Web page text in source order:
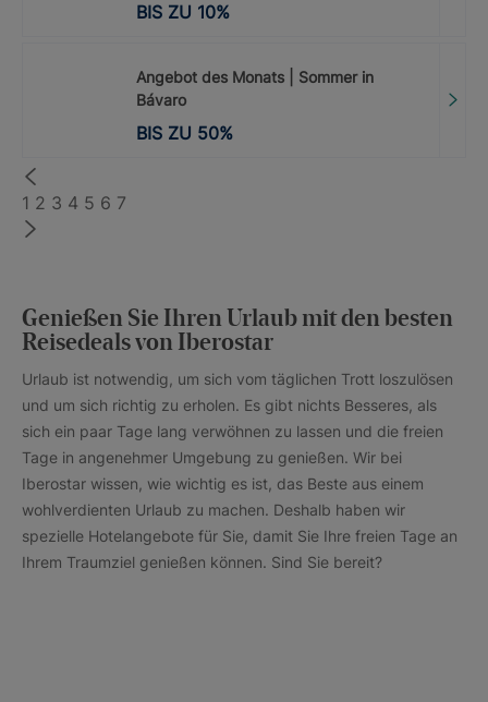
BIS ZU 10%
Angebot des Monats | Sommer in
Bávaro
BIS ZU 50%
1 2 3 4 5 6 7
Genießen Sie Ihren Urlaub mit den besten
Reisedeals von Iberostar
Urlaub ist notwendig, um sich vom täglichen Trott loszulösen
und um sich richtig zu erholen. Es gibt nichts Besseres, als
sich ein paar Tage lang verwöhnen zu lassen und die freien
Tage in angenehmer Umgebung zu genießen. Wir bei
Iberostar wissen, wie wichtig es ist, das Beste aus einem
wohlverdienten Urlaub zu machen. Deshalb haben wir
spezielle Hotelangebote für Sie, damit Sie Ihre freien Tage an
Ihrem Traumziel genießen können. Sind Sie bereit?